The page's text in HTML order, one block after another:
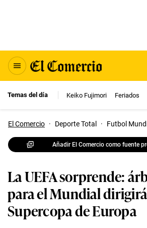
Temas del día Keiko Fujimori Feriados
El Comercio · Deporte Total · Futbol
Añadir El Comercio como fuente
La UEFA sorprende:
para el Mundial
Supercopa de Europa